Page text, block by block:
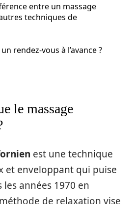
entre un massage
techniques de
rendez-vous à l’avance ?
le massage
est une technique
et enveloppant qui puise
années 1970 en
de relaxation vise